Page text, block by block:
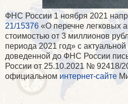
ФНС России 1 ноября 2021
21/15376 «О перечне легковых
стоимостью от 3 миллионов
периода 2021 год» с
доведенной до ФНС России
России от 25.10.2021 № 92418/
официальном интернет-сайте